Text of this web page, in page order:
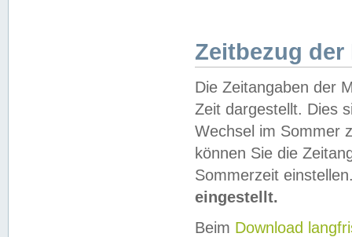
Zeitbezug der
Die Zeitangaben der
Zeit dargestellt. Dies
Wechsel im Sommer
können Sie die
Sommerzeit
eingestellt.
Beim Download